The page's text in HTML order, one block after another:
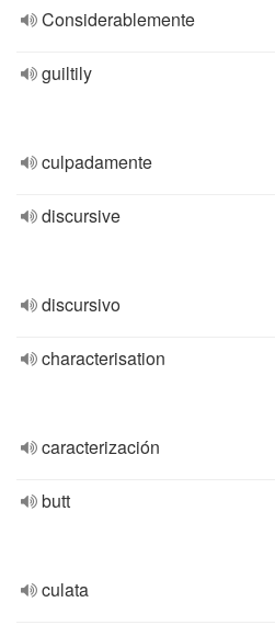
Considerablemente
guiltily
culpadamente
discursive
discursivo
characterisation
caracterización
butt
culata